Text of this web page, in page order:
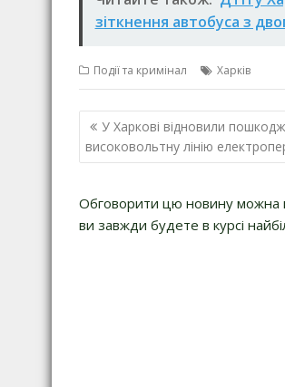
зіткнення автобуса з
Події та кримінал Харків
Навігація
записів
У Харкові відновили
високовольтну лінію
Обговорити цю новину можна
ви завжди будете в курсі